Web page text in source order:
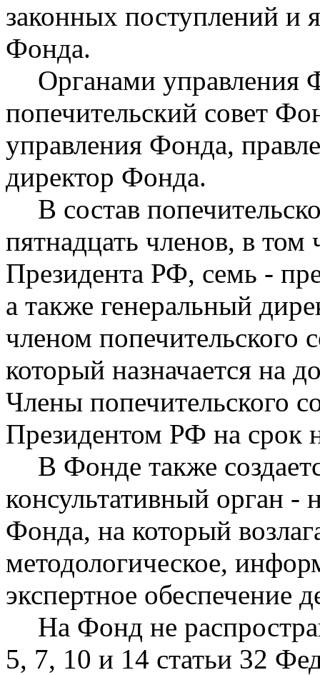
законных поступлений и
Фонда.
Органами управления
попечительский совет
управления Фонда,
директор Фонда.
В состав
пятнадцать членов, в том
Президента РФ, семь -
а также генеральный
членом попечительского
который назначается на
Члены попечительского
Президентом РФ на срок
В Фонде также
консультативный орган -
Фонда, на который
методологическое,
экспертное обеспечение
На Фонд не
5, 7, 10 и 14 статьи 32